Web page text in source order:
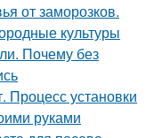
от заморозков.
культуры
Почему без
установки
руками